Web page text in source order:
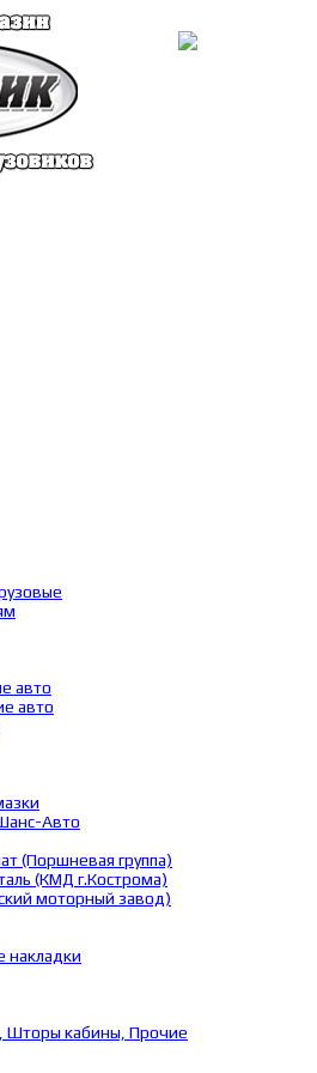
авто
авто
Авто
(Поршневая группа)
(КМД г.Кострома)
моторный завод)
накладки
Шторы кабины, Прочие